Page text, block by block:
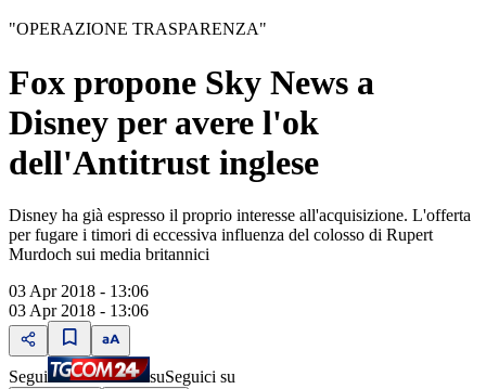
"OPERAZIONE TRASPARENZA"
Fox propone Sky News a
Disney per avere l'ok
dell'Antitrust inglese
Disney ha già espresso il proprio interesse all'acquisizione. L'offerta
per fugare i timori di eccessiva influenza del colosso di Rupert
Murdoch sui media britannici
03 Apr 2018 - 13:06
03 Apr 2018 - 13:06
Segui suSeguici su